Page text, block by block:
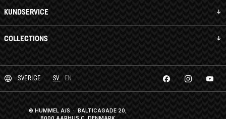
KUNDSERVICE
COLLECTIONS
SVERIGE SV EN
© HUMMEL A/S · BALTICAGADE 20,